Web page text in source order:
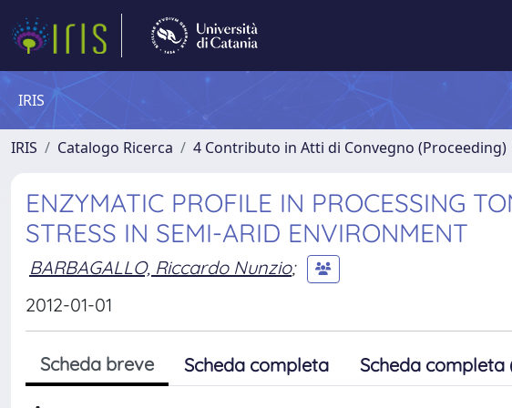
IRIS
IRIS Catalogo Ricerca 4 Contributo in Atti di Convegno (Proceeding)
ENZYMATIC PROFILE IN PROCESSING
STRESS IN SEMI-ARID ENVIRONMENT
BARBAGALLO, Riccardo Nunzio;
2012-01-01
Scheda breve Scheda completa Scheda completa